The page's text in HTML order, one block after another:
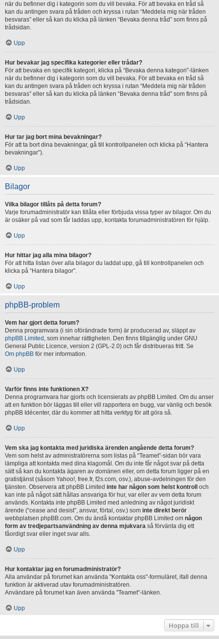
när du befinner dig i kategorin som du vill bevaka. För att bevaka en tråd så
kan du antingen svara på tråden och kryssa i rutan “Meddela mig när tråden
besvaras” eller så kan du klicka på länken “Bevaka denna tråd” som finns på
trådsidan.
Upp
Hur bevakar jag specifika kategorier eller trådar?
För att bevaka en specifik kategori, klicka på “Bevaka denna kategori”-länken
när du befinner dig i kategorin som du vill bevaka. För att bevaka en tråd så
kan du antingen svara på tråden och kryssa i rutan “Meddela mig när tråden
besvaras” eller så kan du klicka på länken “Bevaka denna tråd” som finns på
trådsidan.
Upp
Hur tar jag bort mina bevakningar?
För att ta bort dina bevakningar, gå till kontrollpanelen och klicka på “Hantera
bevakningar”).
Upp
Bilagor
Vilka bilagor tillåts på detta forum?
Varje forumadministratör kan tillåta eller förbjuda vissa typer av bilagor. Om du
är osäker på vad som får laddas upp, kontakta forumadministratören för hjälp.
Upp
Hur hittar jag alla mina bilagor?
För att hitta listan över alla bilagor du laddat upp, gå till kontrollpanelen och
klicka på “Hantera bilagor”.
Upp
phpBB-problem
Vem har gjort detta forum?
Denna programvara (i sin oförändrade form) är producerad av, släppt av
phpBB Limited , som innehar rättigheten. Den finns tillgänglig under GNU
General Public Licence, version 2 (GPL-2.0) och får distribueras fritt. Se
Om phpBB för mer information.
Upp
Varför finns inte funktionen X?
Denna programvara har gjorts och licensierats av phpBB Limited. Om du anser
att en funktion bör läggas till eller vill rapportera en bugg, var vänlig och besök
phpBB Idécenter, där du kommer att hitta verktyg för att göra så.
Upp
Vem ska jag kontakta med juridiska ärenden angående detta forum?
Vem som helst av administratörerna som listas på “Teamet”-sidan bör vara
lämpliga att kontakta med dina klagomål. Om du inte får något svar på detta
sätt så kan du kontakta ägaren av domänen eller, om detta forum ligger på en
gratistjänst (såsom Yahoo!, free.fr, f2s.com, osv.), abuse-avdelningen för den
tjänsten. Observera att phpBB Limited inte har någon som helst kontroll
och
kan inte på något sätt hållas ansvariga för hur, var eller av vem detta forum
används. Kontakta inte phpBB Limited med anledning av något juridiskt
ärende (“cease and desist”, ansvar, förtal, osv.) som inte direkt berör
webbplatsen phpBB.com. Om du ändå kontaktar phpBB Limited om någon
form av tredjepartsanvändning av denna mjukvara så förvänta dig ett
fåordigt svar eller inget svar alls.
Upp
Hur kontaktar jag en forumadministratör?
Alla användar på forumet kan använda "Kontakta oss"-formuläret, ifall denna
funktion är aktiverad utav forumadministratören.
Användare på forumet kan även använda "Teamet"-länken.
Upp
Hoppa till